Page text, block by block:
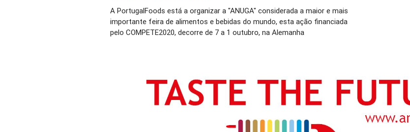
A PortugalFoods está a organizar a "ANUGA" considerada a maior e mais
importante feira de alimentos e bebidas do mundo, esta ação financiada
pelo COMPETE2020, decorre de 7 a 1 outubro, na Alemanha